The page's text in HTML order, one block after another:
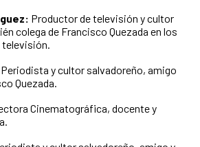
Productor de televisión y cultor
colega de Francisco Quezada en los
televisión.
Periodista y cultor salvadoreño, amigo
Quezada.
Cinematográfica, docente y